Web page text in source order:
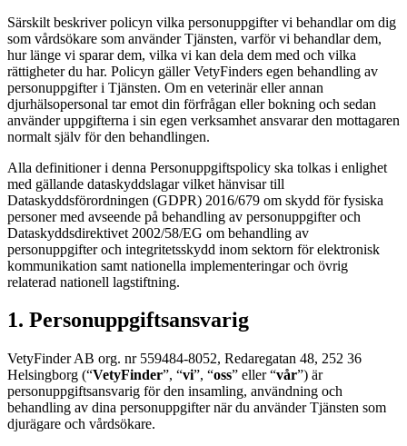
Särskilt beskriver policyn vilka personuppgifter vi behandlar om dig
som vårdsökare som använder Tjänsten, varför vi behandlar dem,
hur länge vi sparar dem, vilka vi kan dela dem med och vilka
rättigheter du har. Policyn gäller VetyFinders egen behandling av
personuppgifter i Tjänsten. Om en veterinär eller annan
djurhälsopersonal tar emot din förfrågan eller bokning och sedan
använder uppgifterna i sin egen verksamhet ansvarar den mottagaren
normalt själv för den behandlingen.
Alla definitioner i denna Personuppgiftspolicy ska tolkas i enlighet
med gällande dataskyddslagar vilket hänvisar till
Dataskyddsförordningen (GDPR) 2016/679 om skydd för fysiska
personer med avseende på behandling av personuppgifter och
Dataskyddsdirektivet 2002/58/EG om behandling av
personuppgifter och integritetsskydd inom sektorn för elektronisk
kommunikation samt nationella implementeringar och övrig
relaterad nationell lagstiftning.
1. Personuppgiftsansvarig
VetyFinder AB org. nr 559484-8052, Redaregatan 48, 252 36
Helsingborg (“VetyFinder”, “vi”, “oss” eller “vår”) är
personuppgiftsansvarig för den insamling, användning och
behandling av dina personuppgifter när du använder Tjänsten som
djurägare och vårdsökare.